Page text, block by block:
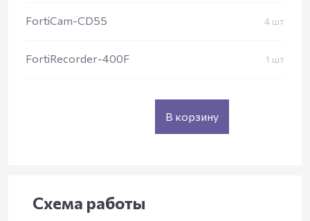
FortiCam-CD55 4 шт
FortiRecorder-400F 1 шт
В корзину
Схема работы